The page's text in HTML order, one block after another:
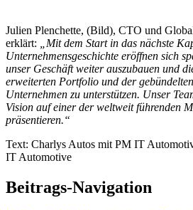
Julien Plenchette, (Bild), CTO und
erklärt:
„Mit dem Start in das nächste
Unternehmensgeschichte eröffnen sich
unser Geschäft weiter auszubauen und
erweiterten Portfolio und der
Unternehmen zu unterstützen. Unser
Vision auf einer der weltweit führenden
präsentieren.“
Text: Charlys Autos mit PM IT
IT Automotive
Beitrags-Navigation